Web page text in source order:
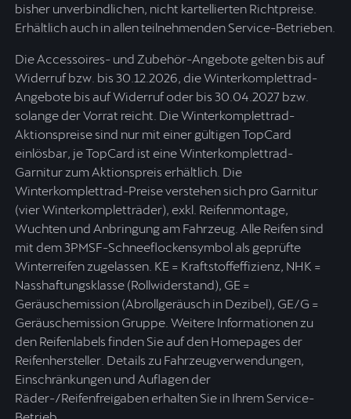
bisher unverbindlichen, nicht kartellierten Richtpreise.
Erhältlich auch in allen teilnehmenden Service-Betrieben.
Die Accessoires- und Zubehör-Angebote gelten bis auf
Widerruf bzw. bis 30.12.2026, die Winterkomplettrad-
Angebote bis auf Widerruf oder bis 30.04.2027 bzw.
solange der Vorrat reicht. Die Winterkomplettrad-
Aktionspreise sind nur mit einer gültigen TopCard
einlösbar, je TopCard ist eine Winterkomplettrad-
Garnitur zum Aktionspreis erhältlich. Die
Winterkomplettrad-Preise verstehen sich pro Garnitur
(vier Winterkompletträder), exkl. Reifenmontage,
Wuchten und Anbringung am Fahrzeug. Alle Reifen sind
mit dem 3PMSF-Schneeflockensymbol als geprüfte
Winterreifen zugelassen. KE = Kraftstoffeffizienz, NHK =
Nasshaftungsklasse (Rollwiderstand), GE =
Geräuschemission (Abrollgeräusch in Dezibel), GE/G =
Geräuschemission Gruppe. Weitere Informationen zu
den Reifenlabels finden Sie auf den Homepages der
Reifenhersteller. Details zu Fahrzeugverwendungen,
Einschränkungen und Auflagen der
Räder-/Reifenfreigaben erhalten Sie in Ihrem Service-